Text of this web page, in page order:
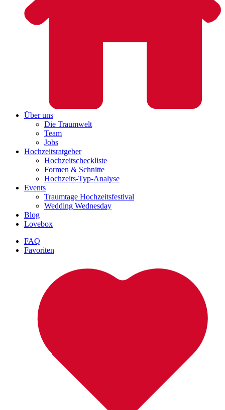
Über uns
Die Traumwelt
Team
Jobs
Hochzeitsratgeber
Hochzeitscheckliste
Formen & Schnitte
Hochzeits-Typ-Analyse
Events
Traumtage Hochzeitsfestival
Wedding Wednesday
Blog
Lovebox
FAQ
Favoriten